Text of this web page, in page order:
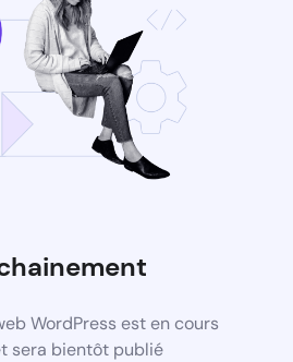
WordPress est en cours
sera bientôt publié